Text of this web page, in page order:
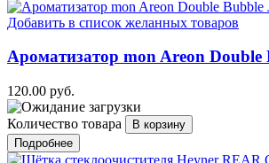
Добавить в список желанных товаров
Ароматизатор mon Areon Double
120.00 руб.
Количество товара
Подробнее